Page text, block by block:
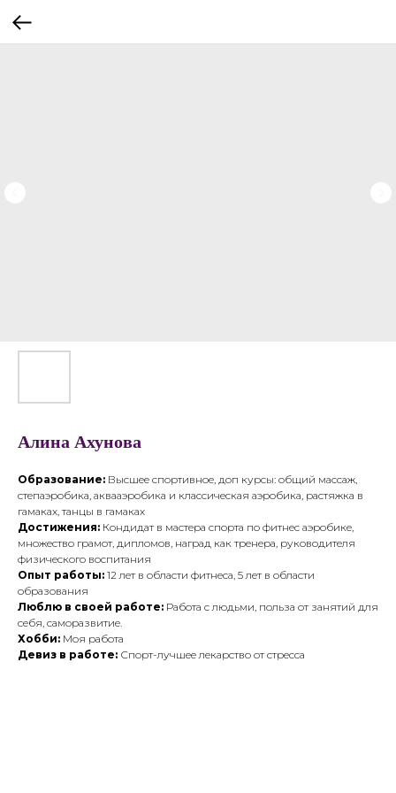
Алина Ахунова
Образование: Высшее спортивное, доп курсы: общий массаж,
степаэробика, аквааэробика и классическая аэробика, растяжка в
гамаках, танцы в гамаках
Достижения: Кондидат в мастера спорта по фитнес аэробике,
множество грамот, дипломов, наград как тренера, руководителя
физического воспитания
Опыт работы: 12 лет в области фитнеса, 5 лет в области
образования
Люблю в своей работе: Работа с людьми, польза от занятий для
себя, саморазвитие.
Хобби: Моя работа
Девиз в работе: Спорт-лучшее лекарство от стресса